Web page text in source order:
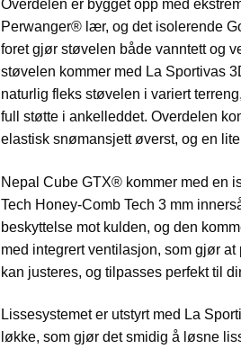
Overdelen er bygget opp med
Perwanger® lær, og det isolerende
foret gjør støvelen både vanntett og
støvelen kommer med La Sportivas
naturlig fleks støvelen i variert
full støtte i ankelleddet. Overdelen
elastisk snømansjett øverst, og en
Nepal Cube GTX® kommer med en
Tech Honey-Comb Tech 3 mm
beskyttelse mot kulden, og den
med integrert ventilasjon, som gjør
kan justeres, og tilpasses perfekt til
Lissesystemet er utstyrt med La
løkke, som gjør det smidig å løsne